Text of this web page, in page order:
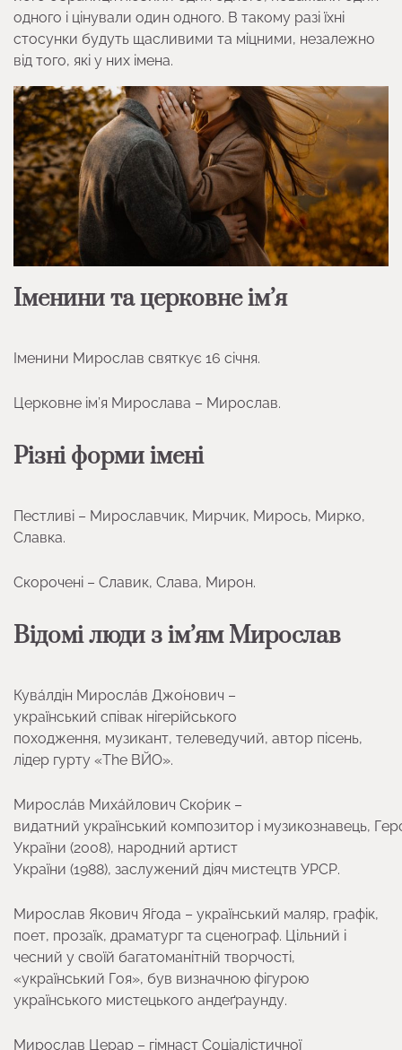
одного і цінували один одного. В такому разі їхні
стосунки будуть щасливими та міцними, незалежно
від того, які у них імена.
Іменини та церковне ім’я
Іменини Мирослав святкує 16 січня.
Церковне ім’я Мирослава – Мирослав.
Різні форми імені
Пестливі – Мирославчик, Мирчик, Мирось, Мирко,
Славка.
Скорочені – Славик, Слава, Мирон.
Відомі люди з ім’ям Мирослав
Кува́лдін Миросла́в Джо́нович –
український співак нігерійського
походження, музикант, телеведучий, автор пісень,
лідер гурту «The ВЙО».
Миросла́в Миха́йлович Ско́рик –
видатний український композитор і музикознавець,
України (2008), народний артист
України (1988), заслужений діяч мистецтв УРСР.
Мирослав Якович Я́года – український маляр, графік,
поет, прозаїк, драматург та сценограф. Цільний і
чесний у своїй багатоманітній творчості,
«український Гоя», був визначною фігурою
українського мистецького андеґраунду.
Мирослав Церар – гімнаст Соціалістичної